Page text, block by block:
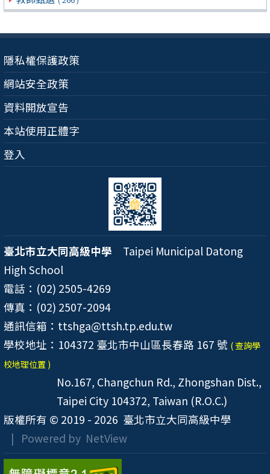
隱私權保護政策
網站安全政策
資料開放宣告
本站使用正體字
登入
臺北市立大同高級中學 Taipei Municipal Datong
High School
電話：(02) 2505-4269
傳真：(02) 2507-2094
通訊信箱：ttshga@ttsh.tp.edu.tw
學校地址：104372 臺北市中山區長春路 167 號 ( 查詢學
校地理位置 )
No.167, Changchun Rd., Zhongshan Dist.,
Taipei City 104372, Taiwan (R.O.C.)
版權所有 © 2019 - 2026 臺北市立大同高級中學
| Powered by NetView